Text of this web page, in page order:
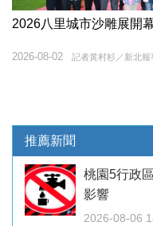
2026八里城市沙雕展開
記者黃村杉／新北報
2026-08-02
推薦新聞
桃園5行政
影響
2026-08-06